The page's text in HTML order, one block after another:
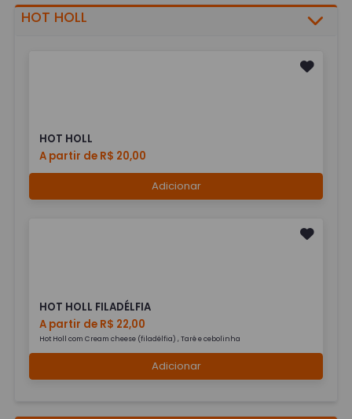
HOT HOLL
HOT HOLL
A partir de R$ 20,00
Adicionar
HOT HOLL FILADÉLFIA
A partir de R$ 22,00
Hot Holl com Cream cheese (filadélfia) , Tarê e cebolinha
Adicionar